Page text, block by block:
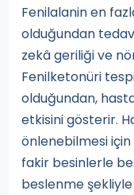
Fenilalanin en
olduğundan
zekâ geriliği ve
Fenilketonüri
olduğundan,
etkisini gösterir.
önlenebilmesi
fakir besinlerle
beslenme